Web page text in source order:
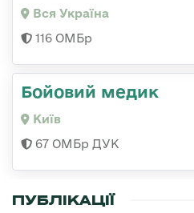
Вся Україна
116 ОМБр
Бойовий медик
Київ
67 ОМБр ДУК
ПУБЛІКАЦІЇ